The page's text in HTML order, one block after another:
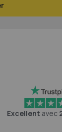
Excellent avec